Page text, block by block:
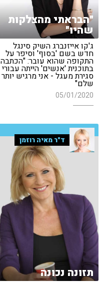
"הבראתי מהצלקות
שהיו"
ג'קו אייזנברג השיק סינגל
חדש בשם 'בסוף' וסיפר על
התקופה שהוא עובר: "הכתבה
בתוכנית 'אנשים' הייתה עבורי
סגירת מעגל - אני מרגיש יותר
שלם"
05/01/2020
ד"ר מאיה רוזמן
תזונה נכונה